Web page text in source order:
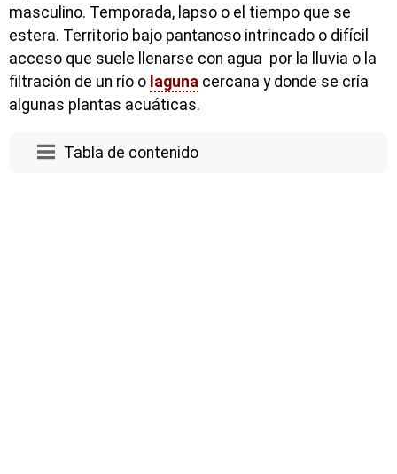
masculino. Temporada, lapso o el tiempo que se
estera. Territorio bajo pantanoso intrincado o difícil
acceso que suele llenarse con agua por la lluvia o la
filtración de un río o laguna cercana y donde se cría
algunas plantas acuáticas.
Tabla de contenido